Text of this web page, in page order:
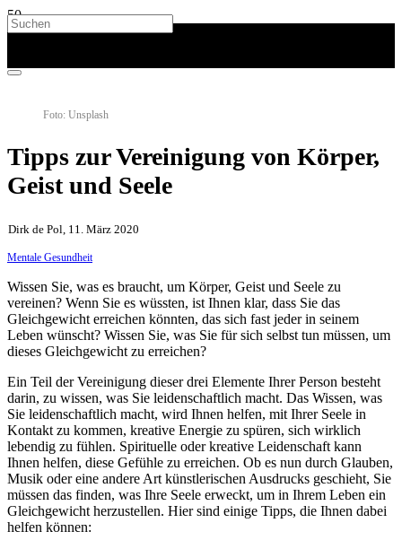
Foto: Unsplash
Tipps zur Vereinigung von Körper,
Geist und Seele
Dirk de Pol, 11. März 2020
Mentale Gesundheit
Wissen Sie, was es braucht, um Körper, Geist und Seele zu
vereinen? Wenn Sie es wüssten, ist Ihnen klar, dass Sie das
Gleichgewicht erreichen könnten, das sich fast jeder in seinem
Leben wünscht? Wissen Sie, was Sie für sich selbst tun müssen, um
dieses Gleichgewicht zu erreichen?
Ein Teil der Vereinigung dieser drei Elemente Ihrer Person besteht
darin, zu wissen, was Sie leidenschaftlich macht. Das Wissen, was
Sie leidenschaftlich macht, wird Ihnen helfen, mit Ihrer Seele in
Kontakt zu kommen, kreative Energie zu spüren, sich wirklich
lebendig zu fühlen. Spirituelle oder kreative Leidenschaft kann
Ihnen helfen, diese Gefühle zu erreichen. Ob es nun durch Glauben,
Musik oder eine andere Art künstlerischen Ausdrucks geschieht, Sie
müssen das finden, was Ihre Seele erweckt, um in Ihrem Leben ein
Gleichgewicht herzustellen. Hier sind einige Tipps, die Ihnen dabei
helfen können: